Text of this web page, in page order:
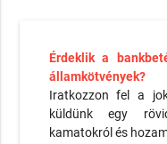
Érdeklik a
államkötvények?
Iratkozzon fel a
küldünk egy
kamatokról és